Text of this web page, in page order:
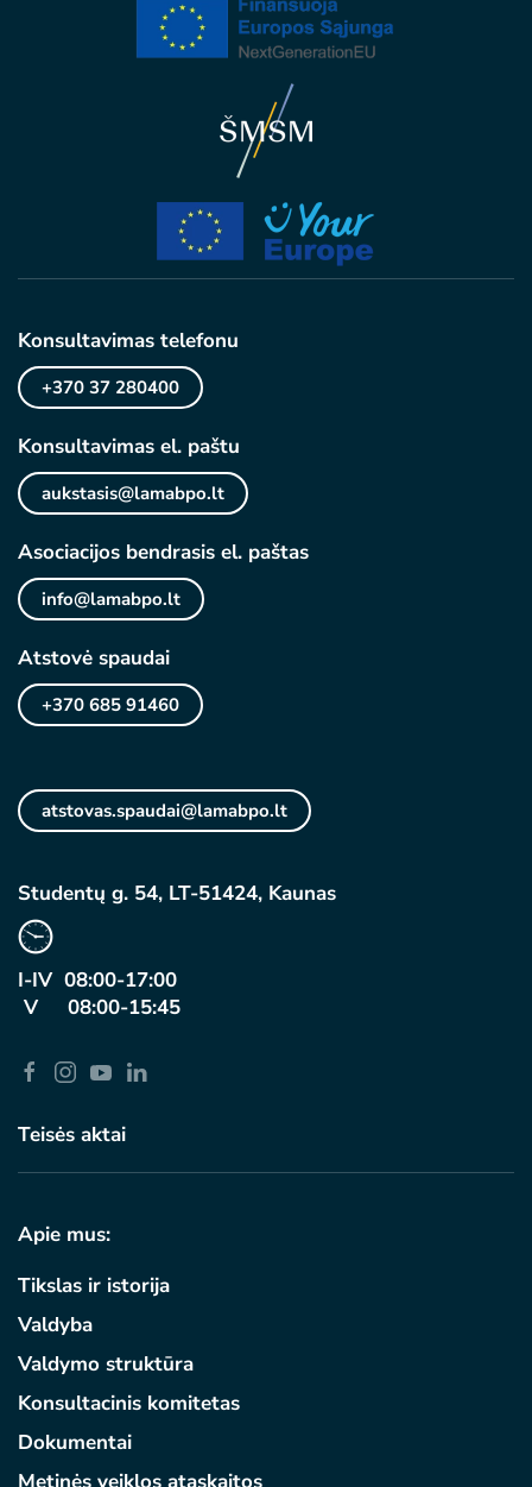
Konsultavimas telefonu
+370 37 280400
Konsultavimas el. paštu
aukstasis@lamabpo.lt
Asociacijos bendrasis el. paštas
info@lamabpo.lt
Atstovė spaudai
+370 685 91460
atstovas.spaudai@lamabpo.lt
Studentų g. 54, LT-51424, Kaunas
I-IV 08:00-17:00
V 08:00-15:45
Teisės aktai
Apie mus:
Tikslas ir istorija
Valdyba
Valdymo struktūra
Konsultacinis komitetas
Dokumentai